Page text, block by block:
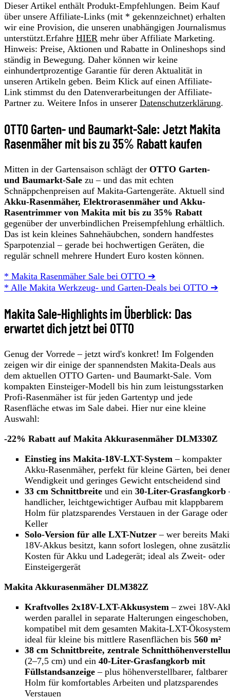
Dieser Artikel enthält Produkt-Empfehlungen. Beim Kauf
über unsere Affiliate-Links (mit * gekennzeichnet) erhalten
wir eine Provision, die unseren unabhängigen Journalismus
unterstützt.Erfahre HIER mehr über Affiliate Marketing.
Hinweis: Preise, Aktionen und Rabatte in Onlineshops sind
ständig in Bewegung. Daher können wir keine
einhundertprozentige Garantie für deren Aktualität in
unseren Artikeln geben. Beim Klick auf einen Affiliate-
Link stimmst du den Datenverarbeitungen der Affiliate-
Partner zu. Weitere Infos in unserer Datenschutzerklärung.
OTTO Garten- und Baumarkt-Sale: Jetzt Makita
Rasenmäher mit bis zu 35% Rabatt kaufen
Mitten in der Gartensaison schlägt der OTTO Garten-
und Baumarkt-Sale zu – und das mit echten
Schnäppchenpreisen auf Makita-Gartengeräte. Aktuell sind
Akku-Rasenmäher, Elektrorasenmäher und Akku-
Rasentrimmer von Makita mit bis zu 35% Rabatt
gegenüber der unverbindlichen Preisempfehlung erhältlich.
Das ist kein kleines Sahnehäubchen, sondern handfestes
Sparpotenzial – gerade bei hochwertigen Geräten, die
regulär schnell mehrere Hundert Euro kosten können.
* Makita Rasenmäher Sale bei OTTO ➔
* Alle Makita Werkzeug- und Garten-Deals bei OTTO ➔
Makita Sale-Highlights im Überblick: Das
erwartet dich jetzt bei OTTO
Genug der Vorrede – jetzt wird's konkret! Im Folgenden
zeigen wir dir einige der spannendsten Makita-Deals aus
dem aktuellen OTTO Garten- und Baumarkt-Sale. Vom
kompakten Einsteiger-Modell bis hin zum leistungsstarken
Profi-Rasenmäher ist für jeden Gartentyp und jede
Rasenfläche etwas im Sale dabei. Hier nur eine kleine
Auswahl:
-22% Rabatt auf Makita Akkurasenmäher DLM330Z
Einstieg ins Makita-18V-LXT-System – kompakter
Akku-Rasenmäher, perfekt für kleine Gärten, bei
Wendigkeit und geringes Gewicht entscheidend sind
33 cm Schnittbreite und ein 30-Liter-Grasfangkorb
handlicher, leichtgewichtiger Aufbau mit klappbarem
Holm für platzsparendes Verstauen in der Garage
Keller
Solo-Version für alle LXT-Nutzer – wer bereits
18V-Akkus besitzt, kann sofort loslegen, ohne
Kosten für Akku und Ladegerät; ideal als Zweit- oder
Einsteigergerät
Makita Akkurasenmäher DLM382Z
Kraftvolles 2x18V-LXT-Akkusystem – zwei 18V-
werden parallel in separate Halterungen eingeschoben,
kompatibel mit dem gesamten Makita-LXT-
ideal für kleine bis mittlere Rasenflächen bis 560 m²
38 cm Schnittbreite, zentrale
(2–7,5 cm) und ein 40-Liter-Grasfangkorb mit
Füllstandsanzeige – plus höhenverstellbarer, faltbarer
Holm für komfortables Arbeiten und platzsparendes
Verstauen